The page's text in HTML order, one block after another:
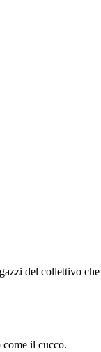
del collettivo
come il cucco.